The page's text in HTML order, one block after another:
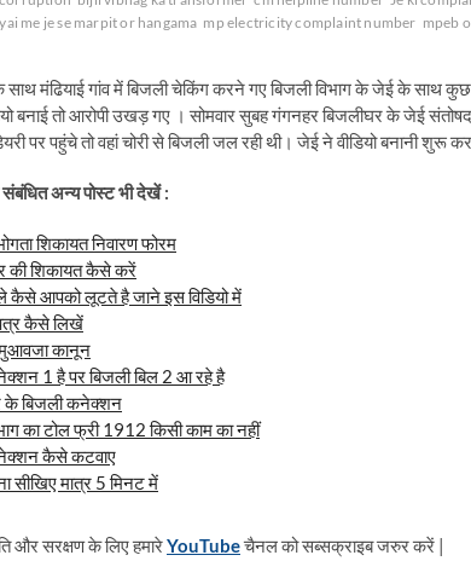
me je se marpit or hangama mp electricity complaint number mpeb
मंढियाई गांव में बिजली चेकिंग करने गए बिजली विभाग के जेई के साथ कुछ
बनाई तो आरोपी उखड़ गए । सोमवार सुबह गंगनहर बिजलीघर के जेई
पर पहुंचे तो वहां चोरी से बिजली जल रही थी। जेई ने वीडियो बनानी
संबंधित अन्य पोस्ट भी देखें :
शिकायत निवारण फोरम
की शिकायत कैसे करें
कैसे आपको लूटते है जाने इस विडियो में
कैसे लिखें
मुआवजा कानून
1 है पर बिजली बिल 2 आ रहे है
के बिजली कनेक्शन
का टोल फ्री 1912 किसी काम का नहीं
कैसे कटवाए
सीखिए मात्र 5 मिनट में
और सरक्षण के लिए हमारेYouTubeचैनल को सब्सक्राइब जरुर करें |